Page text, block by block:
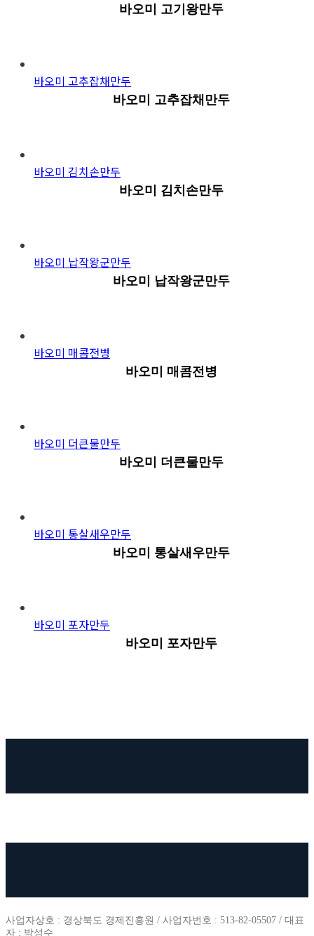
바오미 고기왕만두
바오미 고추잡채만두
바오미 고추잡채만두
바오미 김치손만두
바오미 김치손만두
바오미 납작왕군만두
바오미 납작왕군만두
바오미 매콤전병
바오미 매콤전병
바오미 더큰물만두
바오미 더큰물만두
바오미 통살새우만두
바오미 통살새우만두
바오미 포자만두
바오미 포자만두
사업자상호 : 경상북도 경제진흥원 / 사업자번호 : 513-82-05507 / 대표
자 : 박성수